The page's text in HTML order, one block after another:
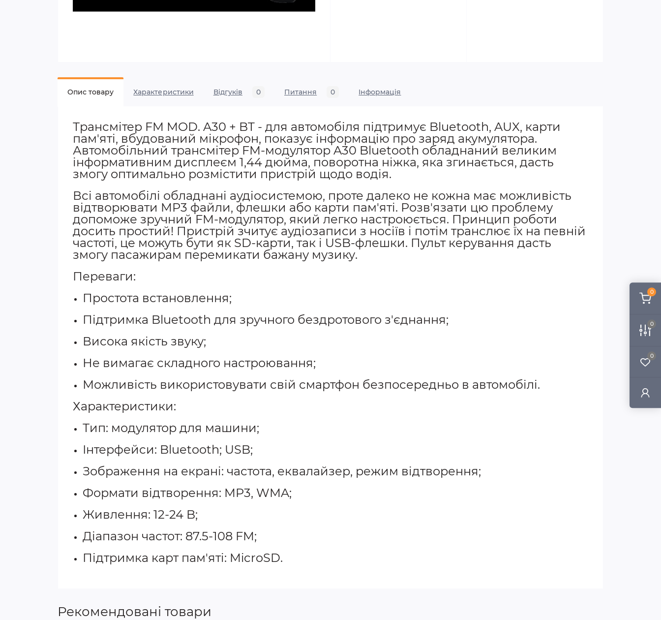
0
0
0
Опис товару Характеристики Відгуків 0 Питання 0 Iнформація
Трансмітер FM MOD. A30 + BT - для автомобіля підтримує Bluetooth, AUX, карти
пам'яті, вбудований мікрофон, показує інформацію про заряд акумулятора.
Автомобільний трансмітер FM-модулятор A30 Bluetooth обладнаний великим
інформативним дисплеєм 1,44 дюйма, поворотна ніжка, яка згинається, дасть
змогу оптимально розмістити пристрій щодо водія.
Всі автомобілі обладнані аудіосистемою, проте далеко не кожна має можливість
відтворювати MP3 файли, флешки або карти пам'яті. Розв'язати цю проблему
допоможе зручний FM-модулятор, який легко настроюється. Принцип роботи
досить простий! Пристрій зчитує аудіозаписи з носіїв і потім транслює їх на певній
частоті, це можуть бути як SD-карти, так і USB-флешки. Пульт керування дасть
змогу пасажирам перемикати бажану музику.
Переваги:
Простота встановлення;
Підтримка Bluetooth для зручного бездротового з'єднання;
Висока якість звуку;
Не вимагає складного настроювання;
Можливість використовувати свій смартфон безпосередньо в автомобілі.
Характеристики:
Тип: модулятор для машини;
Інтерфейси: Bluetooth; USB;
Зображення на екрані: частота, еквалайзер, режим відтворення;
Формати відтворення: MP3, WMA;
Живлення: 12-24 B;
Діапазон частот: 87.5-108 FM;
Підтримка карт пам'яті: MicroSD.
Рекомендовані товари